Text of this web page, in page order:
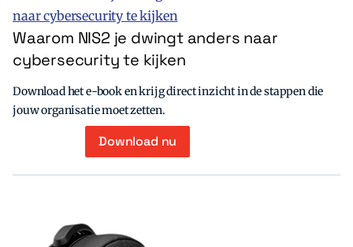
Waarom NIS2 je dwingt anders naar
cybersecurity te kijken
Download het e-book en krijg direct inzicht in de stappen die
jouw organisatie moet zetten.
Download nu